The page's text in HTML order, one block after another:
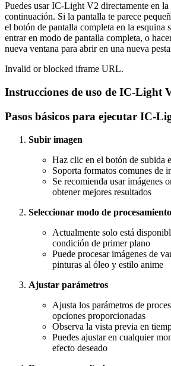
Puedes usar IC-Light V2 directamente en
continuación. Si la pantalla te parece
el botón de pantalla completa en la esquina
entrar en modo de pantalla completa, o
nueva ventana para abrir en una nueva
Invalid or blocked iframe URL.
Instrucciones de uso de IC-Light
Pasos básicos para ejecutar IC-
Subir imagen
Haz clic en el botón de subida
Soporta formatos comunes de
Se recomienda usar imágenes
obtener mejores resultados
Seleccionar modo de procesamiento
Actualmente solo está
condición de primer plano
Puede procesar imágenes de
pinturas al óleo y estilo anime
Ajustar parámetros
Ajusta los parámetros de
opciones proporcionadas
Observa la vista previa en
Puedes ajustar en cualquier
efecto deseado